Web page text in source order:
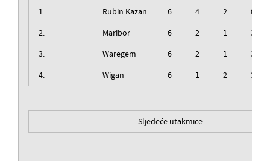
1.
Rubin Kazan 6 4 2
0
2.
Maribor 6 2 1
3
3.
Waregem 6 2 1
3
4.
Wigan 6 1 2 3
Sljedeće utakmice